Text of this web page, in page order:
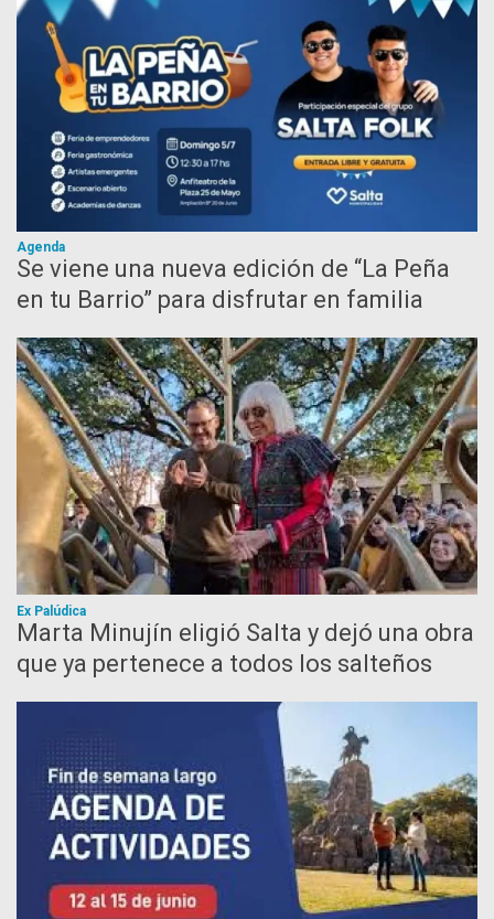
Agenda
Se viene una nueva edición de “La Peña
en tu Barrio” para disfrutar en familia
Ex Palúdica
Marta Minujín eligió Salta y dejó una obra
que ya pertenece a todos los salteños